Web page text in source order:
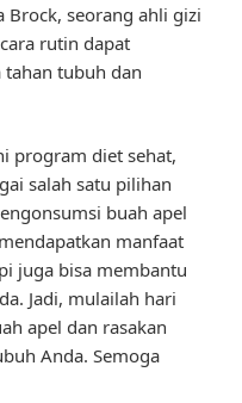
Brock, seorang ahli gizi
rutin dapat
tubuh dan
program diet sehat,
salah satu pilihan
buah apel
manfaat
juga bisa membantu
Jadi, mulailah hari
apel dan rasakan
Anda. Semoga